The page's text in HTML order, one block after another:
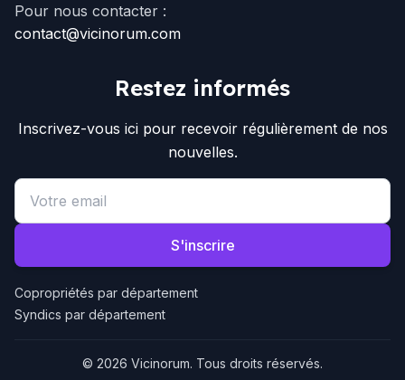
Pour nous contacter :
contact@vicinorum.com
Restez informés
Inscrivez-vous ici pour recevoir régulièrement de nos
nouvelles.
Email address
S'inscrire
Copropriétés par département
Syndics par département
© 2026 Vicinorum. Tous droits réservés.